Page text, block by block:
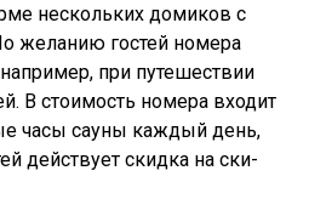
нескольких домиков с
желанию гостей номера
при путешествии
В стоимость номера входит
часы сауны каждый день,
действует скидка на ски-